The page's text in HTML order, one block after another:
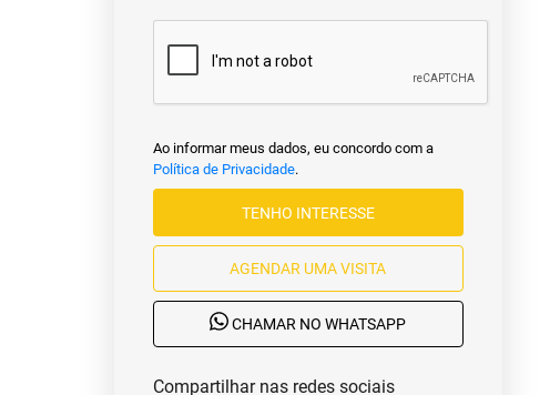
Ao informar meus dados, eu concordo com a
Política de Privacidade.
TENHO INTERESSE
AGENDAR UMA VISITA
CHAMAR NO WHATSAPP
Compartilhar nas redes sociais